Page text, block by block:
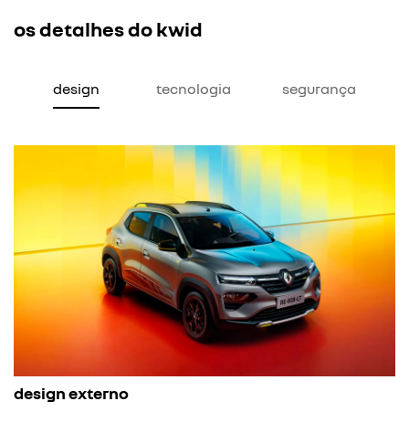
os detalhes do kwid
design tecnologia segurança
design externo